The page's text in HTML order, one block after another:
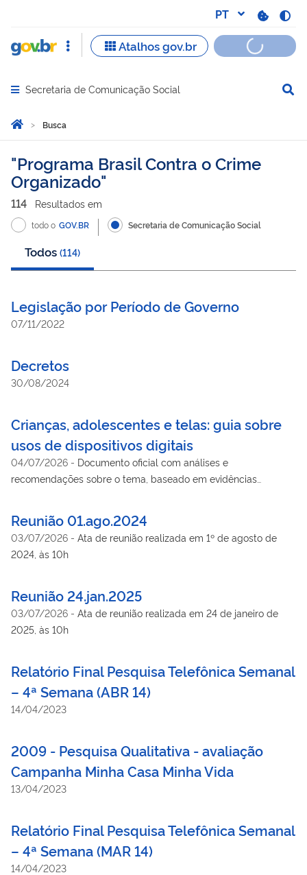
Abrir menu principal de navegação
Secretaria de Comunicação Social
Você está aqui:
Página Inicial
Busca
Busca
Programa Brasil Contra o Crime
Organizado
114 Resultados em
todo o GOV.BR Secretaria de Comunicação Social
Todos (114)
Legislação por Período de Governo
07/11/2022
Decretos
30/08/2024
Crianças, adolescentes e telas: guia sobre
usos de dispositivos digitais
04/07/2026 - Documento oficial com análises e
recomendações sobre o tema, baseado em evidências
saudável.
Reunião 01.ago.2024
03/07/2026 - Ata de reunião realizada em 1º de agosto de
2024, às 10h
Reunião 24.jan.2025
03/07/2026 - Ata de reunião realizada em 24 de janeiro de
2025, às 10h
Relatório Final Pesquisa Telefônica Semanal
– 4ª Semana (ABR 14)
14/04/2023
2009 - Pesquisa Qualitativa - avaliação
Campanha Minha Casa Minha Vida
13/04/2023
Relatório Final Pesquisa Telefônica Semanal
– 4ª Semana (MAR 14)
14/04/2023